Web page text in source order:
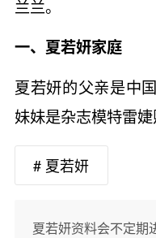
兰兰。
一、夏若妍家庭
夏若妍的父亲是中
妹妹是杂志模特雷婕
# 夏若妍
夏若妍资料会不定期